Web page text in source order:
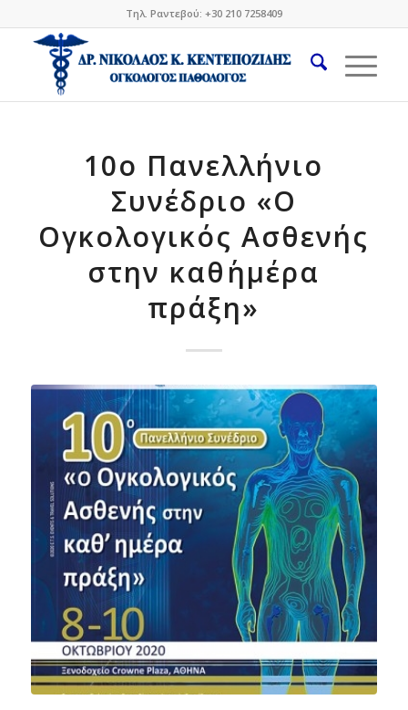
Τηλ. Ραντεβού: +30 210 7258409
10ο Πανελλήνιο
Συνέδριο «Ο
Ογκολογικός Ασθενής
στην καθ΄ημέρα
πράξη»